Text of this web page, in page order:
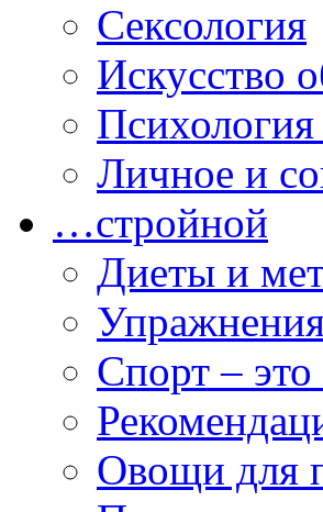
Сексология
Искусство
Личное и
…стройной
Диеты и
Спорт –
Овощи для